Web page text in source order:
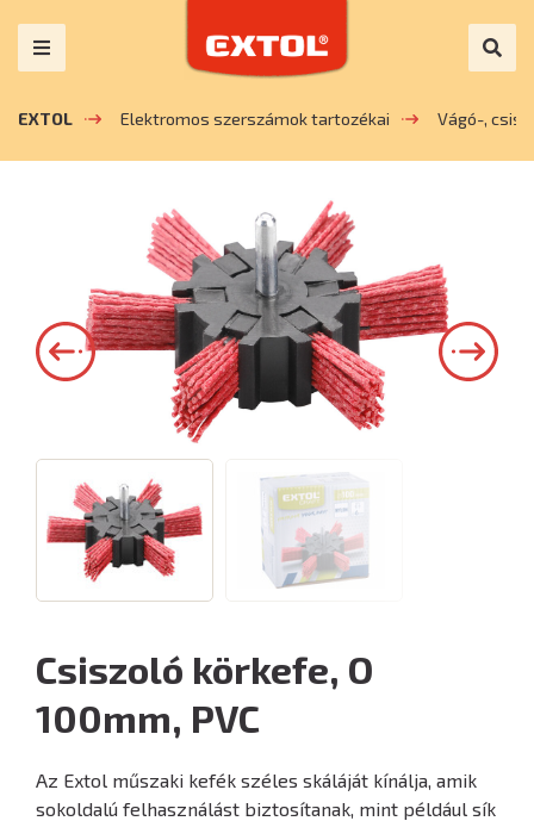
EXTOL Elektromos szerszámok tartozékai Vágó-,
Csiszoló körkefe, O
100mm, PVC
Az Extol műszaki kefék széles skáláját kínálja, amik
sokoldalú felhasználást biztosítanak, mint például sík